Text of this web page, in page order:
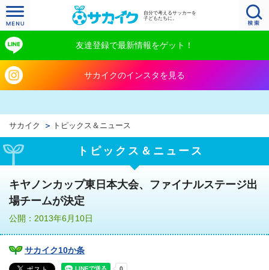
自分で考えるサッカーを
子どもたちに。
友達登録で最新情報をゲット！
サカイクのインスタを見る
サカイク トピックス＆ニュース
トピックス＆ニュース
キヤノンカップ東日本大会、ファイナルステージ出
場チームが決定
公開：2013年6月10日
サカイク10か条